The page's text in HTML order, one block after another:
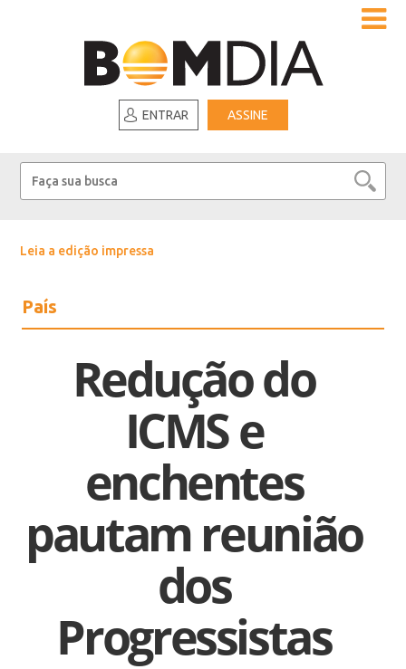
ENTRAR ASSINE
Leia a edição impressa
País
Redução do
ICMS e
enchentes
pautam reunião
dos
Progressistas